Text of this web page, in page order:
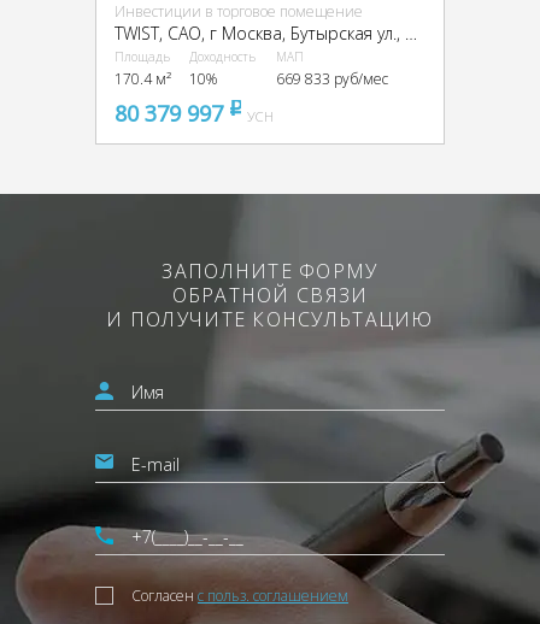
Инвестиции в торговое помещение
TWIST, CАО, г Москва, Бутырская ул., вл. 1
Площадь
170.4 м²
Доходность
10%
МАП
669 833 руб/мес
80 379 997 pуб
УСН
ЗАПОЛНИТЕ ФОРМУ
ОБРАТНОЙ СВЯЗИ
И ПОЛУЧИТЕ КОНСУЛЬТАЦИЮ
Согласен с польз. соглашением